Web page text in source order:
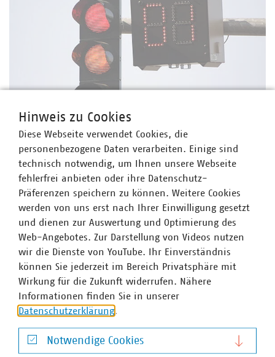
Hochlauf der Wasserstoffwirtschaft
VKU begrüßt Wasserstoffbeschleunigungsgesetz
– klare Forderungen für kommunale
Unternehmen
Der VKU begrüßt den Referentenentwurf des BMWE zur
Beschleunigung des Wasserstoffhochlaufs. Der VKU sieht
darin ein wichtiges Signal für mehr Pragmatismus und
weniger Bürokratie beim Aufbau einer
Wasserstoffwirtschaft.
Hinweis zu Cookies
Diese Webseite verwendet Cookies, die
personenbezogene Daten verarbeiten. Einige sind
technisch notwendig, um Ihnen unsere Webseite
fehlerfrei anbieten oder ihre Datenschutz-
Präferenzen speichern zu können. Weitere Cookies
werden von uns erst nach Ihrer Einwilligung gesetzt
und dienen zur Auswertung und Optimierung des
Web-Angebotes. Zur Darstellung von Videos nutzen
wir die Dienste von YouTube. Ihr Einverständnis
können Sie jederzeit im Bereich Privatsphäre mit
Wirkung für die Zukunft widerrufen. Nähere
Informationen finden Sie in unserer
Datenschutzerklärung
Notwendige Cookies